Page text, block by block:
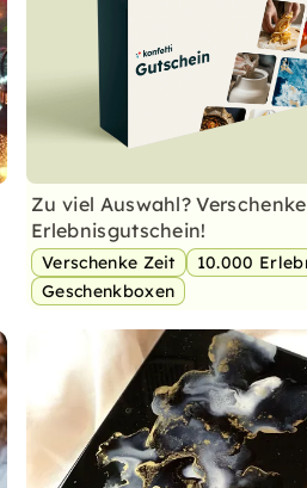
Zu viel Auswahl?
Erlebnisgutschein!
Verschenke Zeit
10.000
Geschenkboxen